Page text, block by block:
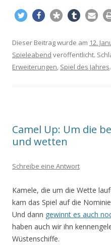
Dieser Beitrag wurde am 12.
Spieleabend veröffentlicht.
Erweiterungen, Spiel des Jahres.
Camel Up: Um die
und wetten
Schreibe eine Antwort
Kamele, die um die Wette
kam das Spiel auf die
Und dann gewinnt es auch
haben auch wir ihn
Wüstenschiffe.